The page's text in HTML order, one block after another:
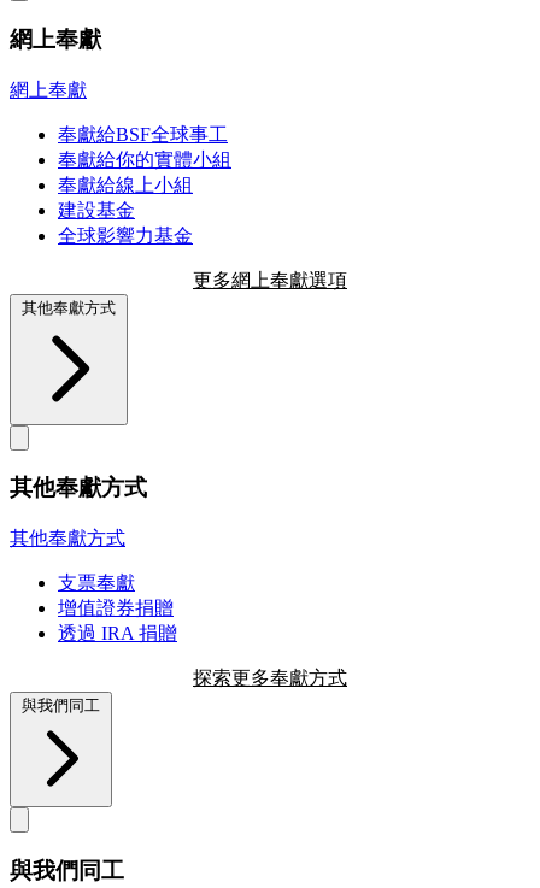
網上奉獻
網上奉獻
奉獻給BSF全球事工
奉獻給你的實體小組
奉獻給線上小組
建設基金
全球影響力基金
更多網上奉獻選項
其他奉獻方式
其他奉獻方式
其他奉獻方式
支票奉獻
增值證券捐贈
透過 IRA 捐贈
探索更多奉獻方式
與我們同工
與我們同工